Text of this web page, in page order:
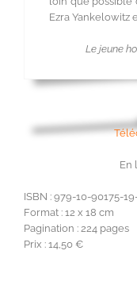
Ezra Yankelowitz
Le jeune
En
ISBN : 979-10-90175-
Format : 12 x 18 cm
Pagination : 224 pages
Prix : 14,50 €